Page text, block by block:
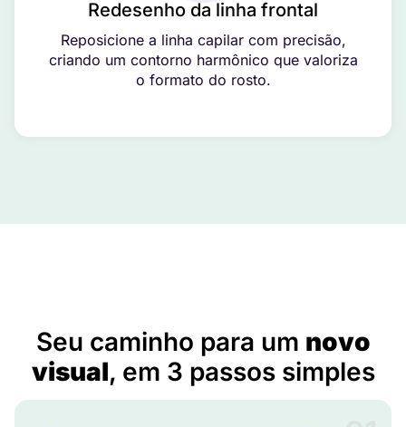
Redesenho da linha frontal
Reposicione a linha capilar com precisão,
criando um contorno harmônico que valoriza
o formato do rosto.
Seu caminho para um novo
visual, em 3 passos simples